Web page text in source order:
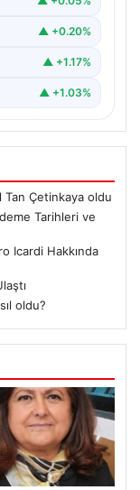
▲ +0.20%
▲ +1.17%
▲ +1.03%
Tan Çetinkaya oldu
Tarihleri ve
Icardi Hakkında
oldu?